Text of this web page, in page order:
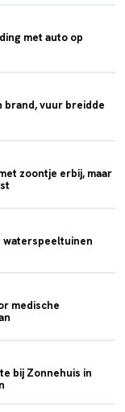
met auto op
brand, vuur breidde
zoontje erbij, maar
waterspeeltuinen
medische
bij Zonnehuis in